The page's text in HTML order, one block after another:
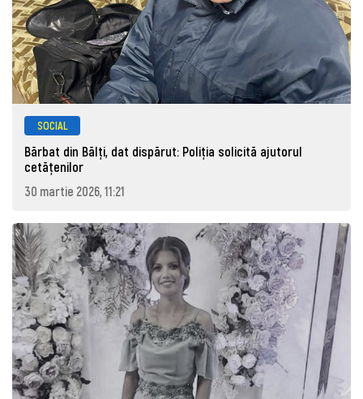
SOCIAL
Bărbat din Bălți, dat dispărut: Poliţia solicită ajutorul
cetăţenilor
30 martie 2026, 11:21